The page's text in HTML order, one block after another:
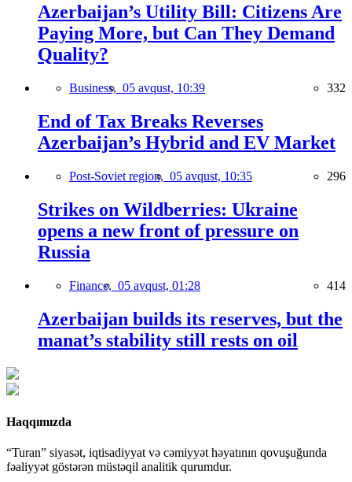
Azerbaijan’s Utility Bill: Citizens Are
Paying More, but Can They Demand
Quality?
Business, 05 avqust, 10:39 332
End of Tax Breaks Reverses
Azerbaijan’s Hybrid and EV Market
Post-Soviet region, 05 avqust, 10:35 296
Strikes on Wildberries: Ukraine
opens a new front of pressure on
Russia
Finance, 05 avqust, 01:28 414
Azerbaijan builds its reserves, but the
manat’s stability still rests on oil
Haqqımızda
“Turan” siyasət, iqtisadiyyat və cəmiyyət həyatının qovuşuğunda
fəaliyyət göstərən müstəqil analitik qurumdur.